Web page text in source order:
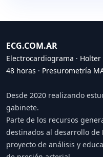
ECG.COM.AR
Electrocardiograma · Holter
48 horas · Presurometría
Desde 2020 realizando
gabinete.
Parte de los recursos
destinados al desarrollo de
proyecto de análisis y